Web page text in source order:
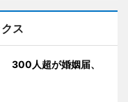
ス
300人超が婚姻届、